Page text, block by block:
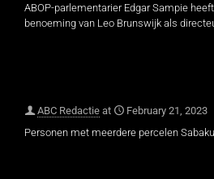
ABOP-parlementarier Edgar Sampie
benoeming van Leo Brunswijk als
ABC Redactie at
February 21, 2023
Personen met meerdere percelen